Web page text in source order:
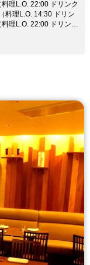
オーダーされた「フ
飯」を入れた特別コー
す。 また「アグー
メニューにて、お手頃
理L.O. 22:00 ドリンク
料理L.O. 14:30 ドリン
理L.O. 22:00 ドリンク